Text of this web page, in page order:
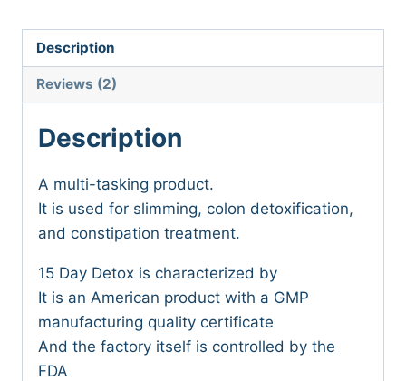
Description
Reviews (2)
Description
A multi-tasking product.
It is used for slimming, colon detoxification,
and constipation treatment.
15 Day Detox is characterized by
It is an American product with a GMP
manufacturing quality certificate
And the factory itself is controlled by the
FDA